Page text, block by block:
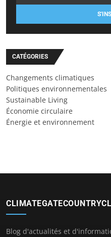
CATÉGORIES
Changements climatiques
Politiques environnementales
Sustainable Living
Économie circulaire
Énergie et environnement
Blog d'actualités et